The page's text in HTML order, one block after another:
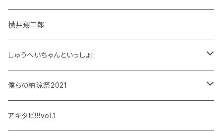
横井翔二郎
しゅうへいちゃんといっしょ！
和泉宗兵
設楽銀河
僕らの納涼祭2021
和泉宗兵
アキタビ!!!vol.1